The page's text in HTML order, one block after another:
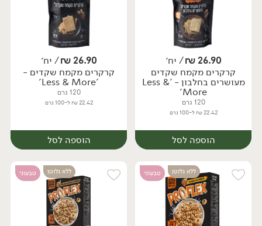
יח׳ יח׳
26.90
₪/ יח׳
קרקרים מקמח שקדים
מעושרים בחלבון - 'Less &
More'
120 גרם
22.42 ₪ ל-100 גרם
הוספה לסל
26.90
₪/ יח׳
קרקרים מקמח שקדים -
'Less & More'
120 גרם
22.42 ₪ ל-100 גרם
הוספה לסל
ללא גלוטן טבעוני ללא גלוטן טבעוני